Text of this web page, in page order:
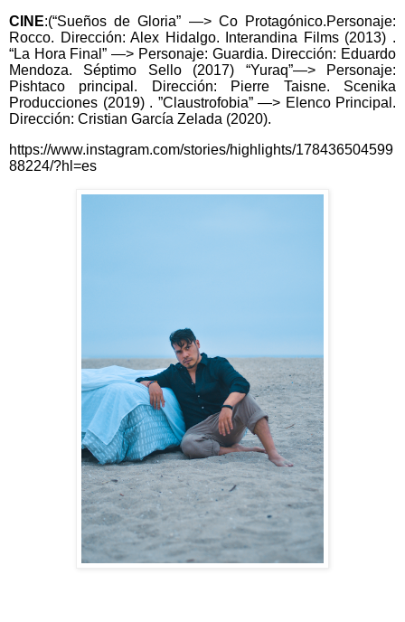
CINE:(“Sueños de Gloria” —> Co Protagónico.Personaje:
Rocco. Dirección: Alex Hidalgo. Interandina Films (2013) .
“La Hora Final” —> Personaje: Guardia. Dirección: Eduardo
Mendoza. Séptimo Sello (2017) “Yuraq”—> Personaje:
Pishtaco principal. Dirección: Pierre Taisne. Scenika
Producciones (2019) . ”Claustrofobia” —> Elenco Principal.
Dirección: Cristian García Zelada (2020).
https://www.instagram.com/stories/highlights/178436504599
88224/?hl=es